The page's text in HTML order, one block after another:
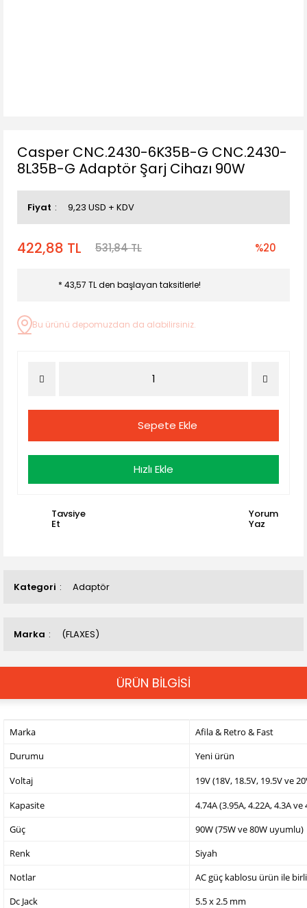
Kategori Adaptör
Marka (FLAXES)
Casper CNC.2430-6K35B-G CNC.2430-
8L35B-G Adaptör Şarj Cihazı 90W
Fiyat 9,23 USD + KDV
422,88 TL 531,84 TL %20
* 43,57 TL den başlayan taksitlerle!
Bu ürünü depomuzdan da alabilirsiniz.
Sepete Ekle
Hızlı Ekle
Tavsiye
Et
Yorum
Yaz
ÜRÜN BİLGİSİ
Marka
Afila & Retro & Fast
Durumu
Yeni ürün
Voltaj
19V (18V, 18.5V, 19.5V ve
Kapasite
4.74A (3.95A, 4.22A, 4.3A
Güç
90W (75W ve 80W uyumlu)
Renk
Siyah
Notlar
AC güç kablosu ürün ile
Dc Jack
5.5 x 2.5 mm